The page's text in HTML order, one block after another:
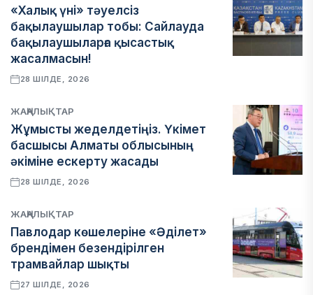
«Халық үні» тәуелсіз
бақылаушылар тобы: Сайлауда
бақылаушыларға қысастық
жасалмасын!
28 ШІЛДЕ, 2026
ЖАҢАЛЫҚТАР
Жұмысты жеделдетіңіз. Үкімет
басшысы Алматы облысының
әкіміне ескерту жасады
28 ШІЛДЕ, 2026
ЖАҢАЛЫҚТАР
Павлодар көшелеріне «Әділет»
брендімен безендірілген
трамвайлар шықты
27 ШІЛДЕ, 2026